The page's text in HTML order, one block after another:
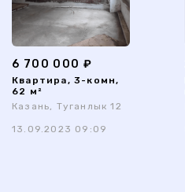
6 700 000 ₽
Квартира, 3-комн,
62 м²
Казань, Туганлык 12
13.09.2023 09:09